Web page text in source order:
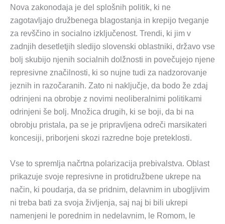
Nova zakonodaja je del splošnih politik, ki ne
zagotavljajo družbenega blagostanja in krepijo tveganje
za revščino in socialno izključenost. Trendi, ki jim v
zadnjih desetletjih sledijo slovenski oblastniki, državo vse
bolj skubijo njenih socialnih dolžnosti in povečujejo njene
represivne značilnosti, ki so nujne tudi za nadzorovanje
jeznih in razočaranih. Zato ni naključje, da bodo že zdaj
odrinjeni na obrobje z novimi neoliberalnimi politikami
odrinjeni še bolj. Množica drugih, ki se boji, da bi na
obrobju pristala, pa se je pripravljena odreči marsikateri
koncesiji, priborjeni skozi razredne boje preteklosti.
Vse to spremlja načrtna polarizacija prebivalstva. Oblast
prikazuje svoje represivne in protidružbene ukrepe na
način, ki poudarja, da se pridnim, delavnim in ubogljivim
ni treba bati za svoja življenja, saj naj bi bili ukrepi
namenjeni le porednim in nedelavnim, le Romom, le